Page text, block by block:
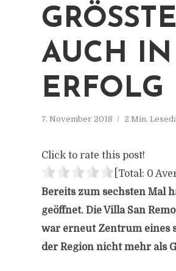
UCH IN
RFOLG
7. November 2018 2 Min.
Click to rate this post!
[Total: 0
Bereits zum sechsten Mal
geöffnet. Die Villa San
war erneut Zentrum eines
der Region nicht mehr als